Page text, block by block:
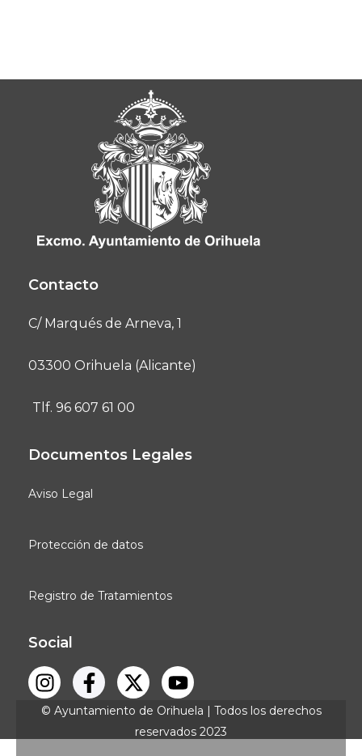
Contacto
C/ Marqués de Arneva, 1
03300 Orihuela (Alicante)
Tlf. 96 607 61 00
Documentos Legales
Aviso Legal
Protección de datos
Registro de Tratamientos
Social
© Ayuntamiento de Orihuela | Todos los derechos
reservados 2023